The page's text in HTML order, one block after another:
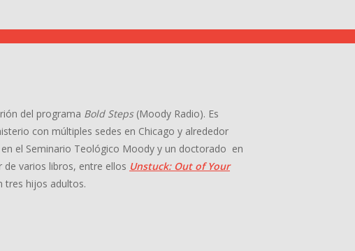
del programa Bold Steps(Moody Radio). Es
con múltiples sedes en Chicago y alrededor
el Seminario Teológico Moody y un doctorado en
de varios libros, entre ellos Unstuck: Out of Your
tres hijos adultos.